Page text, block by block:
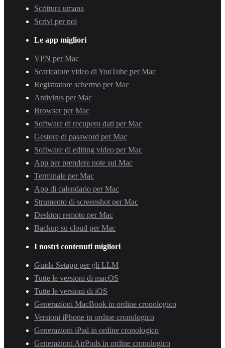
Scrittura umana
Scrivi per noi
Le app migliori
VPN per Mac
Scaricatore video di YouTube per Mac
Registratore schermo per Mac
Antivirus per Mac
Browser per Mac
Software di recupero dati per Mac
Gestore di password per Mac
Software di editing video per Mac
App per prendere note sul Mac
Terminale per Mac
App di calendario per Mac
Strumento di screenshot per Mac
Desktop remoto per Mac
Backup su cloud per Mac
I nostri contenuti migliori
Guida Setapp per gli LLM
Tutte le versioni di macOS
Tutte le versioni di iOS
Generazioni MacBook in ordine cronologico
Versioni iPhone in ordine cronologico
Generazioni iPad in ordine cronologico
Generazioni AirPods in ordine cronologico